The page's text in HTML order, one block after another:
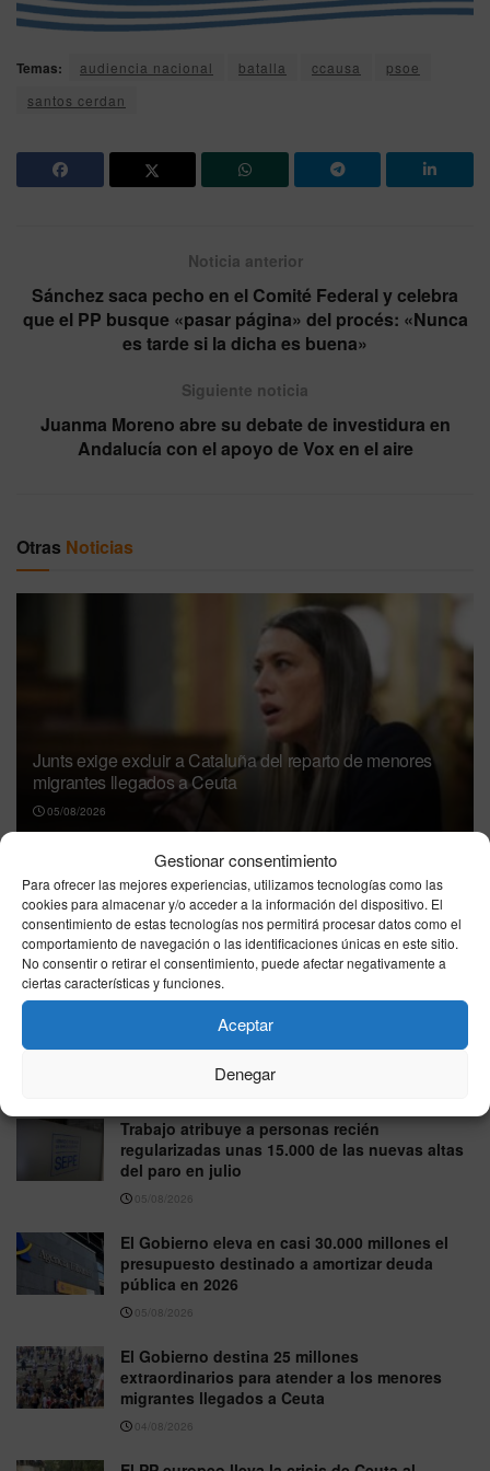
Gestionar consentimiento
Para ofrecer las mejores experiencias, utilizamos tecnologías como las
cookies para almacenar y/o acceder a la información del dispositivo. El
consentimiento de estas tecnologías nos permitirá procesar datos como el
comportamiento de navegación o las identificaciones únicas en este sitio.
No consentir o retirar el consentimiento, puede afectar negativamente a
ciertas características y funciones.
Aceptar
Denegar
Temas: audiencia nacional batalla ccausa
psoe
santos cerdan
Noticia anterior
Sánchez saca pecho en el Comité Federal y celebra
que el PP busque «pasar página» del procés: «Nunca
es tarde si la dicha es buena»
Siguiente noticia
Juanma Moreno abre su debate de investidura en
Andalucía con el apoyo de Vox en el aire
Otras Noticias
Junts exige excluir a Cataluña del reparto de menores
migrantes llegados a Ceuta
05/08/2026
Nicole Delgado responde a Pablo Fernández en directo
por la Ley Trans: “No permito que piense por mí”
Trabajo atribuye a personas recién
regularizadas unas 15.000 de las nuevas altas
del paro en julio
05/08/2026
El Gobierno eleva en casi 30.000 millones el
presupuesto destinado a amortizar deuda
pública en 2026
05/08/2026
El Gobierno destina 25 millones
extraordinarios para atender a los menores
migrantes llegados a Ceuta
04/08/2026